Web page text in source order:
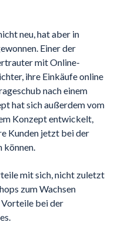
neu, hat aber in
Einer der
mit Online-
ihre Einkäufe online
nach einem
hat sich außerdem vom
Konzept entwickelt,
Kunden jetzt bei der
mit sich, nicht zuletzt
zum Wachsen
Vorteile bei der